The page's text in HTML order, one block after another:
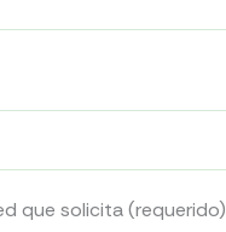
que solicita (requerido)